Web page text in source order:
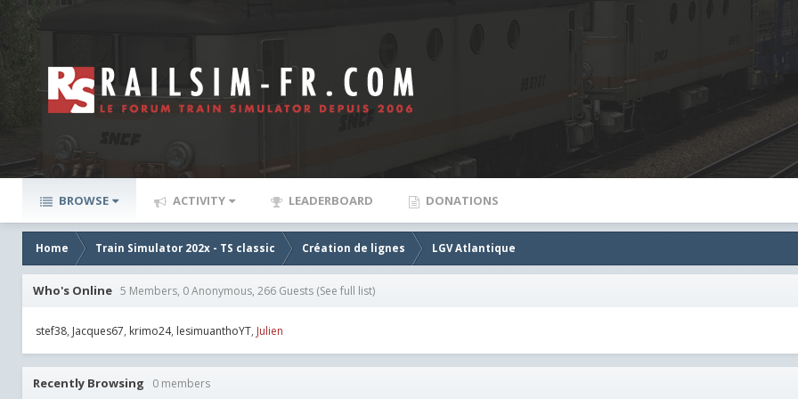
BROWSE ACTIVITY LEADERBOARD DONATIONS
Home Train Simulator 202x - TS classic Création de lignes LGV Atlantique
Who's Online 5 Members, 0 Anonymous, 266 Guests (See full list)
stef38 Jacques67 krimo24 lesimuanthoYT Julien
Recently Browsing 0 members